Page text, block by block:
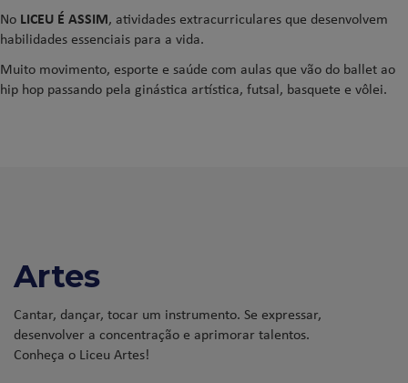
No LICEU É ASSIM, atividades extracurriculares que desenvolvem
habilidades essenciais para a vida.
Muito movimento, esporte e saúde com aulas que vão do ballet ao
hip hop passando pela ginástica artística, futsal, basquete e vôlei.
Artes
Cantar, dançar, tocar um instrumento. Se expressar,
desenvolver a concentração e aprimorar talentos.
Conheça o Liceu Artes!